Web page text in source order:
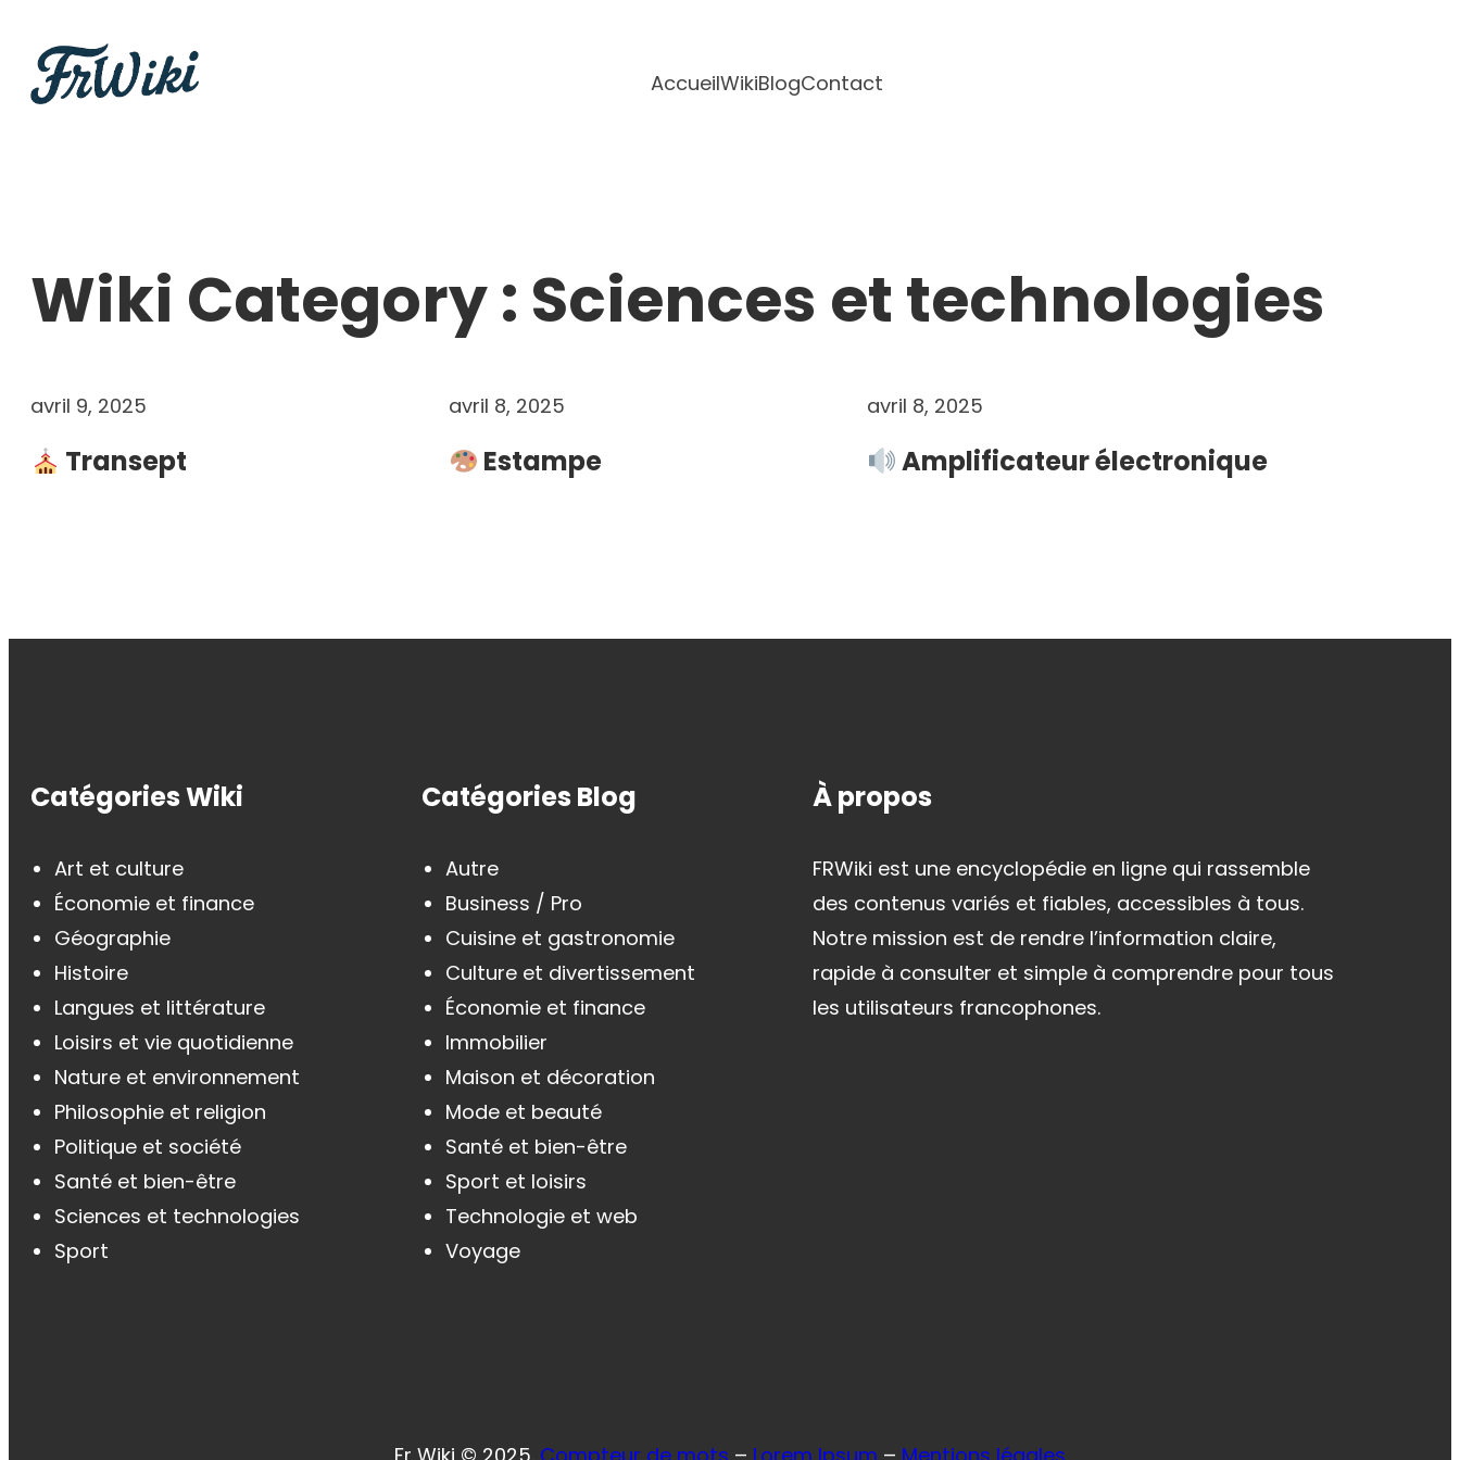
contenu
AccueilWikiBlogContact
Wiki Category : Sciences et technologies
avril 9, 2025
Transept
avril 8, 2025
Estampe
avril 8, 2025
Amplificateur électronique
Catégories Wiki
Art et culture
Économie et finance
Géographie
Histoire
Langues et littérature
Loisirs et vie quotidienne
Nature et environnement
Philosophie et religion
Politique et société
Santé et bien-être
Sciences et technologies
Sport
Catégories Blog
Autre
Business / Pro
Cuisine et gastronomie
Culture et divertissement
Économie et finance
Immobilier
Maison et décoration
Mode et beauté
Santé et bien-être
Sport et loisirs
Technologie et web
Voyage
À propos
FRWiki est une encyclopédie en ligne qui rassemble
des contenus variés et fiables, accessibles à tous.
Notre mission est de rendre l’information claire,
rapide à consulter et simple à comprendre pour tous
les utilisateurs francophones.